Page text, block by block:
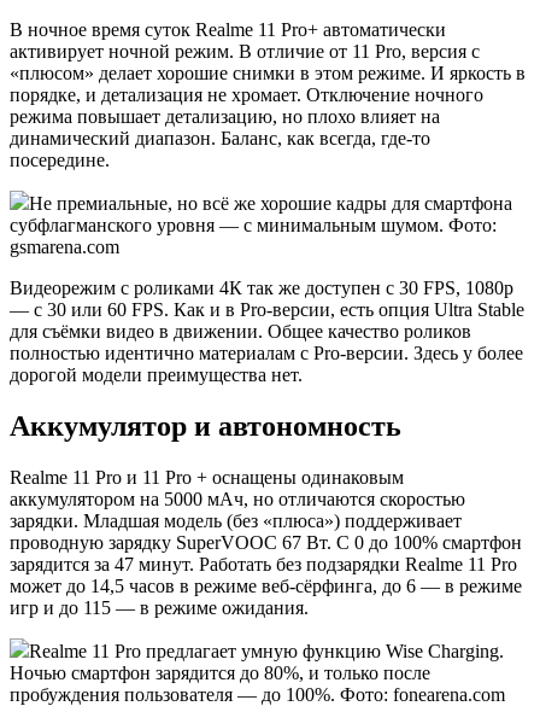
В ночное время суток Realme 11 Pro+ автоматически
активирует ночной режим. В отличие от 11 Pro, версия с
«плюсом» делает хорошие снимки в этом режиме. И яркость в
порядке, и детализация не хромает. Отключение ночного
режима повышает детализацию, но плохо влияет на
динамический диапазон. Баланс, как всегда, где-то
посередине.
Не премиальные, но всё же хорошие кадры для смартфона
субфлагманского уровня — с минимальным шумом. Фото:
gsmarena.com
Видеорежим с роликами 4К так же доступен с 30 FPS, 1080p
— с 30 или 60 FPS. Как и в Pro-версии, есть опция Ultra Stable
для съёмки видео в движении. Общее качество роликов
полностью идентично материалам с Pro-версии. Здесь у более
дорогой модели преимущества нет.
Аккумулятор и автономность
Realme 11 Pro и 11 Pro + оснащены одинаковым
аккумулятором на 5000 мАч, но отличаются скоростью
зарядки. Младшая модель (без «плюса») поддерживает
проводную зарядку SuperVOOC 67 Вт. С 0 до 100% смартфон
зарядится за 47 минут. Работать без подзарядки Realme 11 Pro
может до 14,5 часов в режиме веб-сёрфинга, до 6 — в режиме
игр и до 115 — в режиме ожидания.
Realme 11 Pro предлагает умную функцию Wise Charging.
Ночью смартфон зарядится до 80%, и только после
пробуждения пользователя — до 100%. Фото: fonearena.com